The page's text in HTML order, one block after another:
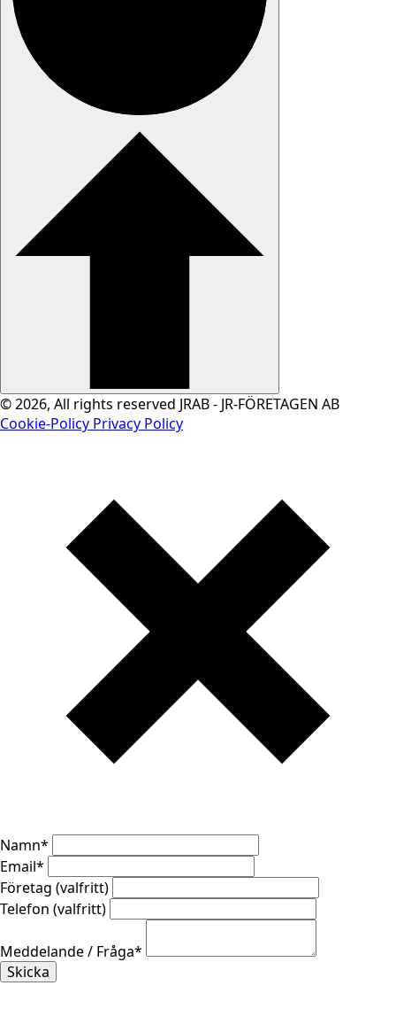
© 2026, All rights reserved JRAB - JR-FÖRETAGEN AB
Cookie-Policy Privacy Policy
Namn*
Email*
Företag (valfritt)
Telefon (valfritt)
Meddelande / Fråga*
Skicka